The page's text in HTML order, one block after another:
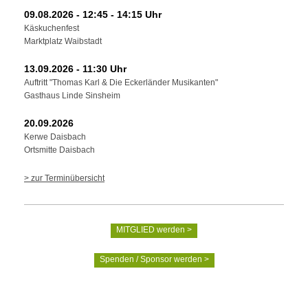
09.08.2026 - 12:45 - 14:15 Uhr
Käskuchenfest
Marktplatz Waibstadt
13.09.2026 - 11:30 Uhr
Auftritt "Thomas Karl & Die Eckerländer Musikanten"
Gasthaus Linde Sinsheim
20.09.2026
Kerwe Daisbach
Ortsmitte Daisbach
> zur Terminübersicht
MITGLIED werden >
Spenden / Sponsor werden >